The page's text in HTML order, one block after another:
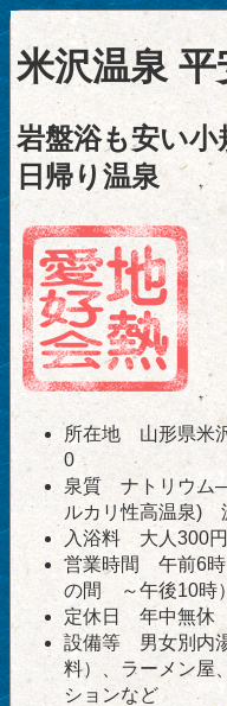
米沢温泉
岩盤浴も安い
日帰り温泉
所在地 山形県米
0
泉質 ナトリウム―
ルカリ性高温泉)
入浴料 大人300円
営業時間 午前6時
の間 ～午後10時
定休日 年中無休
設備等 男女別内
料）、ラーメン屋
ションなど